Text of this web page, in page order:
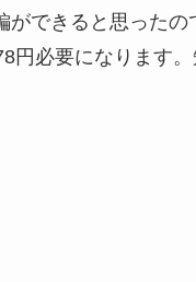
ができると思ったの
円必要になります